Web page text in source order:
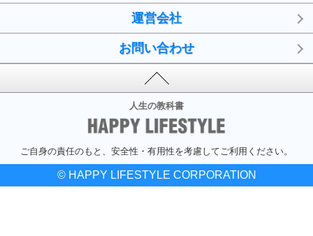
運営会社
お問い合わせ
人生の教科書
ご自身の責任のもと、安全性・有用性を考慮してご利用ください。
© HAPPY LIFESTYLE CORPORATION